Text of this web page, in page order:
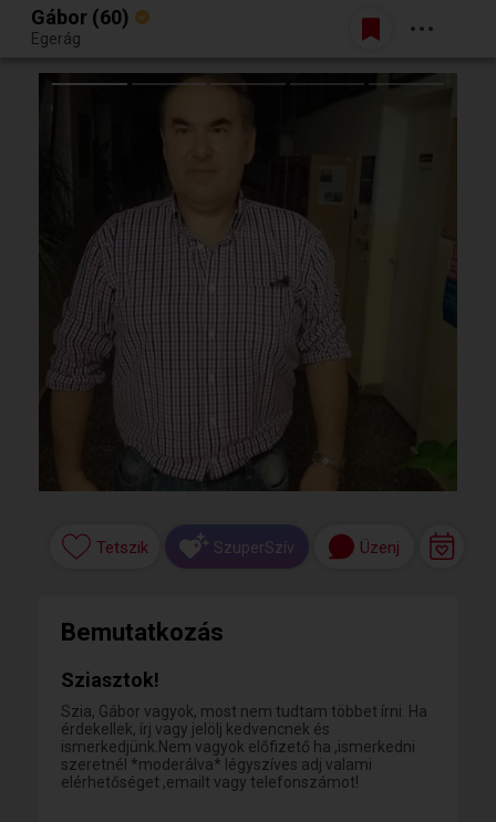
Egy jó randiból bármi lehet.
Belépés
Gábor (60)
Egerág
Tetszik SzuperSzív Üzenj
Bemutatkozás
Sziasztok!
Szia, Gábor vagyok, most nem tudtam többet írni. Ha
érdekellek, írj vagy jelölj kedvencnek és
ismerkedjünk.Nem vagyok előfizető ha ,ismerkedni
szeretnél *moderálva* légyszíves adj valami
elérhetőséget ,emailt vagy telefonszámot!